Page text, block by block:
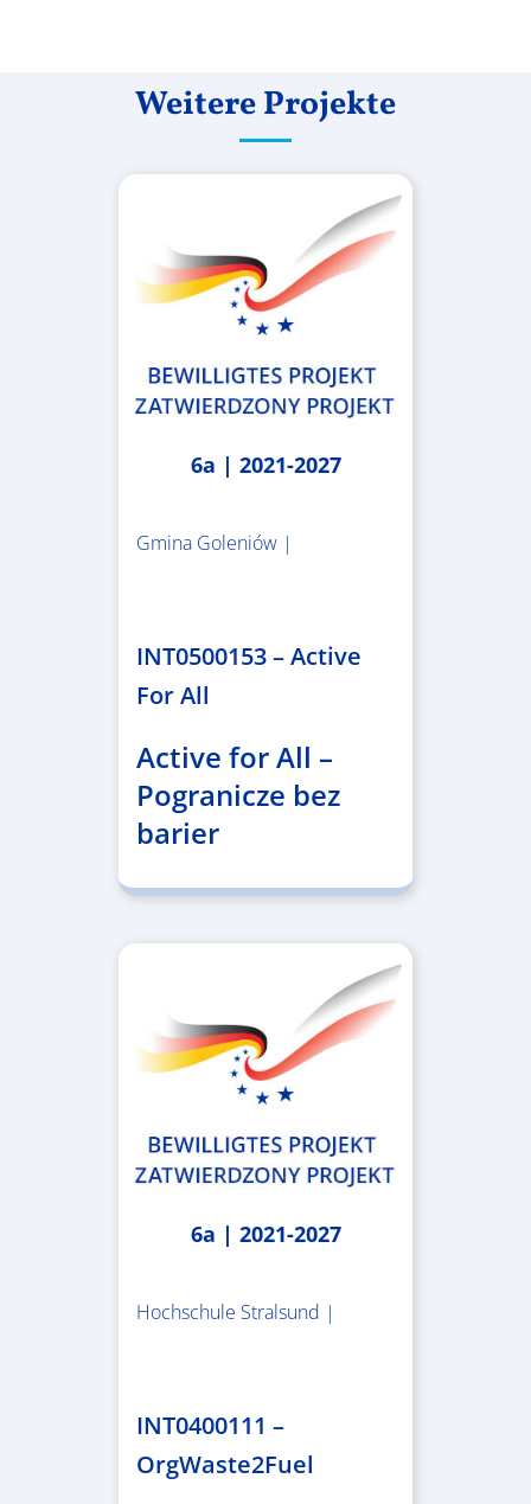
Weitere Projekte
6a | 2021-2027
Gmina Goleniów |
INT0500153 – Active
For All
Active for All –
Pogranicze bez
barier
6a | 2021-2027
Hochschule Stralsund |
INT0400111 –
OrgWaste2Fuel